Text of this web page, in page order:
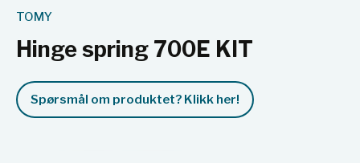
TOMY
Hinge spring 700E KIT
Spørsmål om produktet? Klikk her!